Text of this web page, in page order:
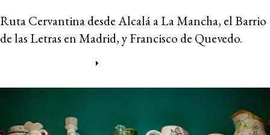
Ruta Cervantina desde Alcalá a La Mancha, el Barrio
de las Letras en Madrid, y Francisco de Quevedo.